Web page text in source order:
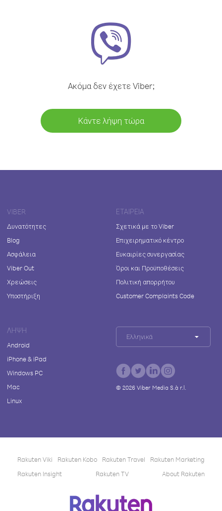
Ακόμα δεν έχετε Viber;
Κάντε λήψη τώρα
VIBER
Δυνατότητες
Blog
Ασφάλεια
Viber Out
Χρεώσεις
Υποστήριξη
ΕΤΑΙΡΕΊΑ
Σχετικά με το Viber
Επιχειρηματικό κέντρο
Ευκαιρίες συνεργασίας
Όροι και Προϋποθέσεις
Πολιτική απορρήτου
Customer Complaints Code
ΛΉΨΗ
Android
iPhone & iPad
Windows PC
Mac
Linux
Ελληνικά
© 2026Viber Media S.à r.l.
Rakuten Viki Rakuten Kobo Rakuten Travel
Rakuten Marketing
Rakuten Insight
Rakuten TV About Rakuten